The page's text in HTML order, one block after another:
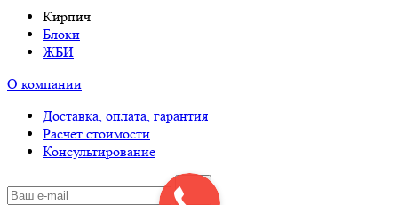
Кирпич
Блоки
ЖБИ
О компании
Доставка, оплата, гарантия
Расчет стоимости
Консультирование